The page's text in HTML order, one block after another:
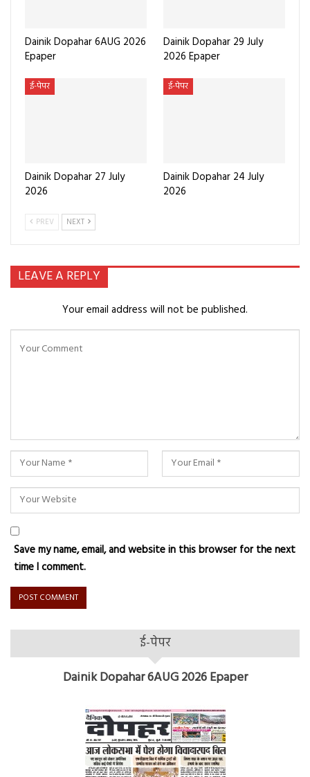
Dainik Dopahar 6AUG 2026
Epaper
Dainik Dopahar 29 July
2026 Epaper
ई-पेपर
Dainik Dopahar 27 July
2026
ई-पेपर
Dainik Dopahar 24 July
2026
PREV NEXT
LEAVE A REPLY
Your email address will not be published.
Save my name, email, and website in this browser for the next
time I comment.
ई-पेपर
Dainik Dopahar 6AUG 2026 Epaper